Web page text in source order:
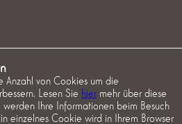
Anzahl von Cookies um die
Lesen Sie hier mehr über diese
Ihre Informationen beim Besuch
einzelnes Cookie wird in Ihrem Browser